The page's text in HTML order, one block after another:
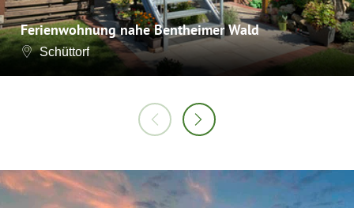
Ferienwohnung nahe Bentheimer Wald
Schüttorf